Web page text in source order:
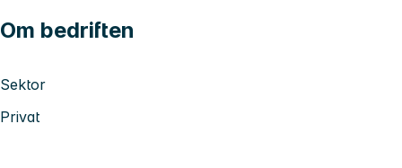
Om bedriften
Sektor
Privat